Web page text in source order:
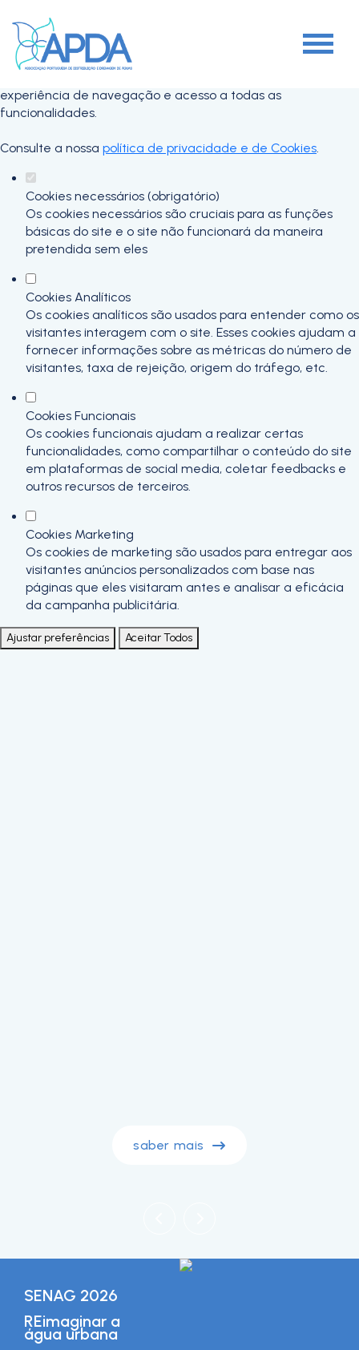
para este website.
Este website utiliza cookies estritamente necessários,
experiência de navegação e acesso a todas as
funcionalidades.
Consulte a nossa política de privacidade e de Cookies.
Cookies necessários (obrigatório)
Os cookies necessários são cruciais para as funções
básicas do site e o site não funcionará da maneira
pretendida sem eles
Cookies Analíticos
Os cookies analíticos são usados para entender como os
visitantes interagem com o site. Esses cookies ajudam a
fornecer informações sobre as métricas do número de
visitantes, taxa de rejeição, origem do tráfego, etc.
Cookies Funcionais
Os cookies funcionais ajudam a realizar certas
funcionalidades, como compartilhar o conteúdo do site
em plataformas de social media, coletar feedbacks e
outros recursos de terceiros.
Cookies Marketing
Os cookies de marketing são usados para entregar aos
visitantes anúncios personalizados com base nas
páginas que eles visitaram antes e analisar a eficácia
da campanha publicitária.
Ajustar preferências Aceitar Todos
saber mais
SENAG 2026
REimaginar a
água urbana